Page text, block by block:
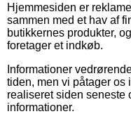
Hjemmesiden er
sammen med et hav af
butikkernes produkter,
foretager et indkøb.
Informationer
tiden, men vi påtager os
realiseret siden seneste
informationer.